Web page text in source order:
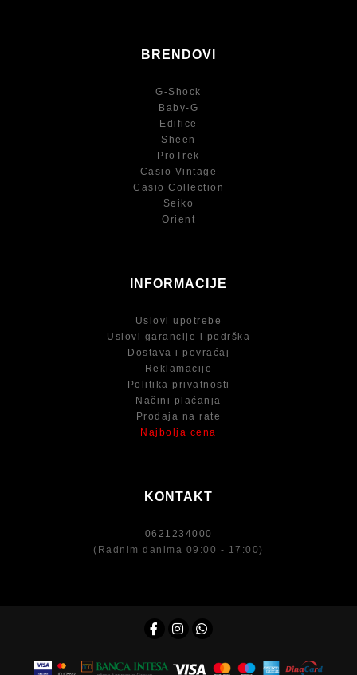
BRENDOVI
G-Shock
Baby-G
Edifice
Sheen
ProTrek
Casio Vintage
Casio Collection
Seiko
Orient
INFORMACIJE
Uslovi upotrebe
Uslovi garancije i podrška
Dostava i povraćaj
Reklamacije
Politika privatnosti
Načini plaćanja
Prodaja na rate
Najbolja cena
KONTAKT
0621234000
(Radnim danima 09:00 - 17:00)